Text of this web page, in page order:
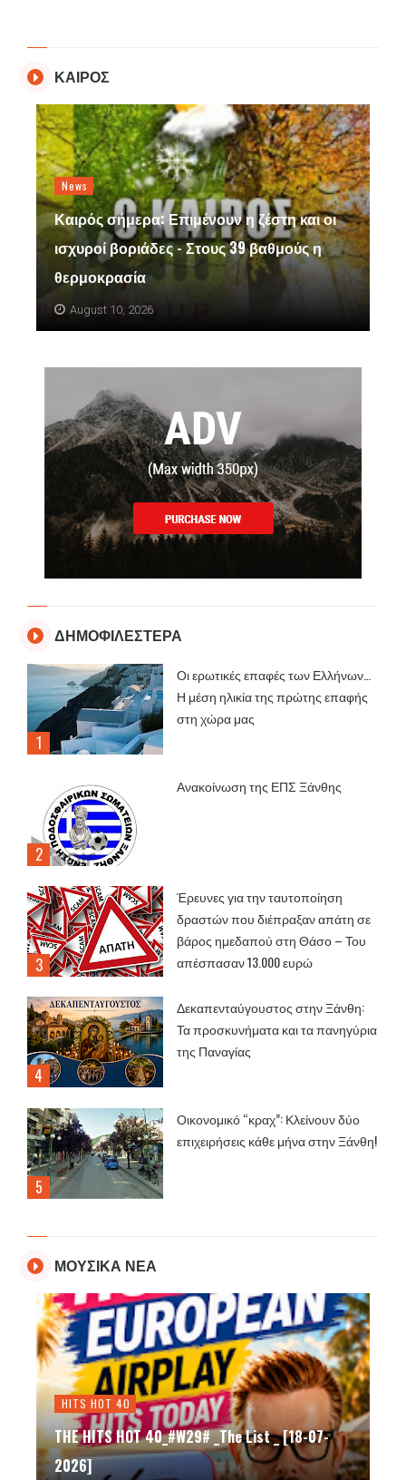
ΚΑΙΡΟΣ
News
Καιρός σήμερα: Επιμένουν η ζέστη και οι
ισχυροί βοριάδες - Στους 39 βαθμούς η
θερμοκρασία
August 10, 2026
ΔΗΜΟΦΙΛΕΣΤΕΡΑ
Οι ερωτικές επαφές των Ελλήνων…
Η μέση ηλικία της πρώτης επαφής
στη χώρα μας
Ανακοίνωση της ΕΠΣ Ξάνθης
Έρευνες για την ταυτοποίηση
δραστών που διέπραξαν απάτη σε
βάρος ημεδαπού στη Θάσο – Του
απέσπασαν 13.000 ευρώ
Δεκαπενταύγουστος στην Ξάνθη:
Τα προσκυνήματα και τα πανηγύρια
της Παναγίας
Οικονομικό “κραχ”: Κλείνουν δύο
επιχειρήσεις κάθε μήνα στην Ξάνθη!
ΜΟΥΣΙΚΑ ΝΕΑ
Lifestyle
Η ενδοφρύνη που επιδρά στις γυναίκες
ώστε να δείξουν ενδιαφέρον για τους…
πιθανούς συντρόφους τους